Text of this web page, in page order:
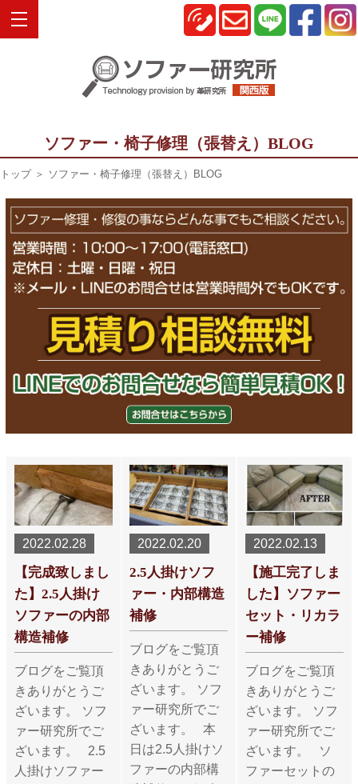
ソファー・椅子修理（張替え）BLOG
トップ＞ ソファー・椅子修理（張替え）BLOG
2022.02.28
【完成致しまし
た】2.5人掛け
ソファーの内部
構造補修
ブログをご覧頂
きありがとうご
ざいます。 ソフ
ァー研究所でご
ざいます。 2.5
人掛けソファー
2022.02.20
2.5人掛けソフ
ァー・内部構造
補修
ブログをご覧頂
きありがとうご
ざいます。 ソフ
ァー研究所でご
ざいます。 本
日は2.5人掛けソ
ファーの内部構
2022.02.13
【施工完了しま
した】ソファー
セット・リカラ
ー補修
ブログをご覧頂
きありがとうご
ざいます。 ソフ
ァー研究所でご
ざいます。 ソ
ファーセットの